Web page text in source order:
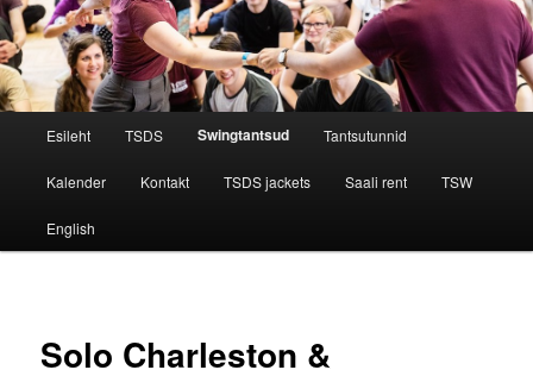
Skip to primary content
Skip to secondary content
Esileht TSDS Swingtantsud Tantsutunnid
Kalender Kontakt TSDS jackets Saali rent TSW
English
Solo Charleston &